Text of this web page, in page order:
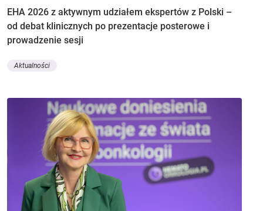
EHA 2026 z aktywnym udziałem ekspertów z Polski –
od debat klinicznych po prezentacje posterowe i
prowadzenie sesji
Aktualności